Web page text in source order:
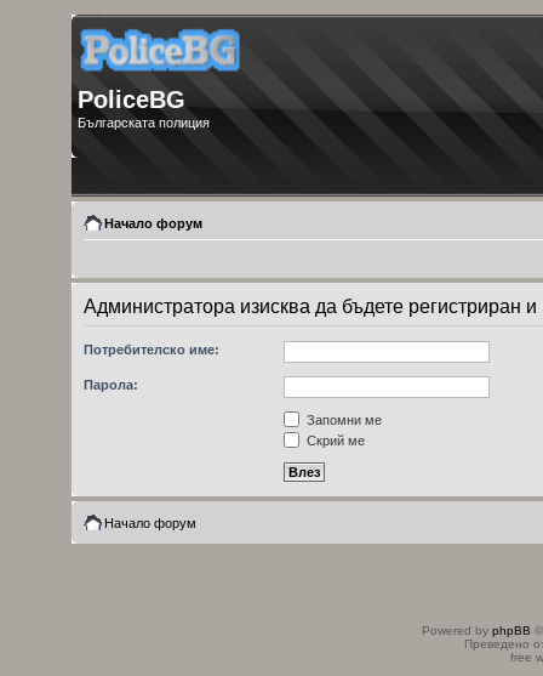
PoliceBG
Българската полиция
Начало форум
Администратора изисква да бъдете регистриран
Потребителско име:
Парола:
Запомни ме
Скрий ме
Начало форум
Powered by phpBB
Преведено
free